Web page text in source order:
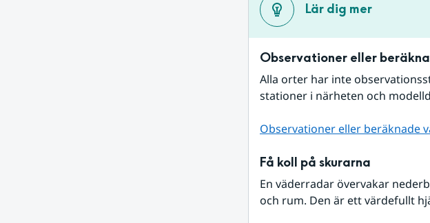
Lär dig mer
Observationer eller
Alla orter har inte
stationer i närheten och
Observationer eller beräknade
Få koll på skurarna
En väderradar övervakar
och rum. Den är ett värdefullt